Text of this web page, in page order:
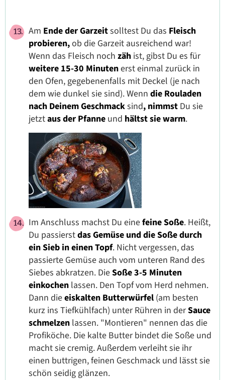
Am Ende der Garzeitsolltest Du das Fleisch
probieren,ob die Garzeit ausreichend war!
Wenn das Fleisch noch zäh ist, gibst Du es für
weitere 15-30 Minutenerst einmal zurück in
den Ofen, gegebenenfalls mit Deckel (je nach
dem wie dunkel sie sind). Wenn die Rouladen
nach Deinem Geschmacksind, nimmst Du sie
jetztaus der Pfanne und hältst sie warm.
Im Anschluss machst Du einefeine Soße. Heißt,
Du passierstdas Gemüse und die Soße durch
ein Sieb in einen Topf. Nicht vergessen, das
passierte Gemüse auch vom unteren Rand des
Siebes abkratzen. DieSoße 3-5 Minuten
einkochen lassen. Den Topf vom Herd nehmen.
Dann dieeiskalten Butterwürfel (am besten
kurz ins Tiefkühlfach) unter Rühren in derSauce
schmelzen lassen. "Montieren" nennen das die
Profiköche. Die kalte Butter bindet die Soße und
macht sie cremig. Außerdem verleiht sie ihr
einen buttrigen, feinen Geschmack und lässt sie
schön seidig glänzen.